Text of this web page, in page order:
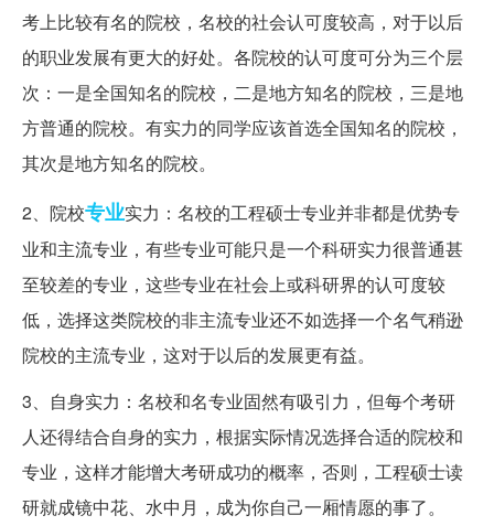
考上比较有名的院校，名校的社会认可度较高，对于以后
的职业发展有更大的好处。各院校的认可度可分为三个层
次：一是全国知名的院校，二是地方知名的院校，三是地
方普通的院校。有实力的同学应该首选全国知名的院校，
其次是地方知名的院校。
2、院校专业实力：名校的工程硕士专业并非都是优势专
业和主流专业，有些专业可能只是一个科研实力很普通甚
至较差的专业，这些专业在社会上或科研界的认可度较
低，选择这类院校的非主流专业还不如选择一个名气稍逊
院校的主流专业，这对于以后的发展更有益。
3、自身实力：名校和名专业固然有吸引力，但每个考研
人还得结合自身的实力，根据实际情况选择合适的院校和
专业，这样才能增大考研成功的概率，否则，工程硕士读
研就成镜中花、水中月，成为你自己一厢情愿的事了。